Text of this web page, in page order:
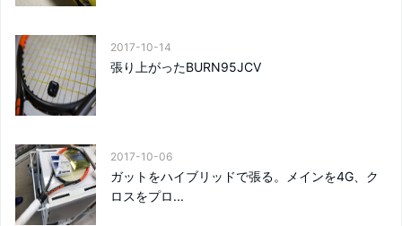
2017-10-14
張り上がったBURN95JCV
2017-10-06
ガットをハイブリッドで張る。メインを4G、ク
ロスをプロ...